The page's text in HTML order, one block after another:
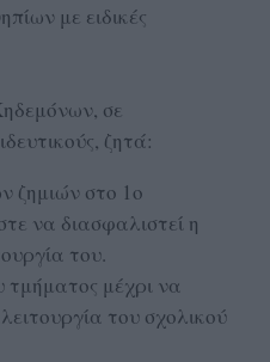
με ειδικές
σε
ζητά:
ζημιών στο 1ο
να διασφαλιστεί η
του.
μέχρι να
του σχολικού